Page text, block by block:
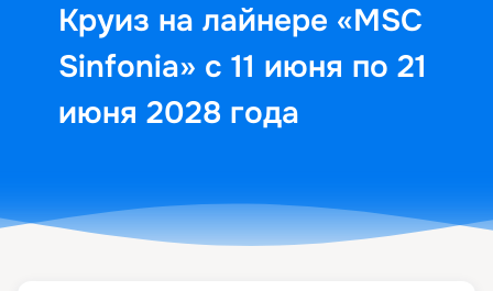
Круиз на лайнере «MSC
Sinfonia» с 11 июня по 21
июня 2028 года